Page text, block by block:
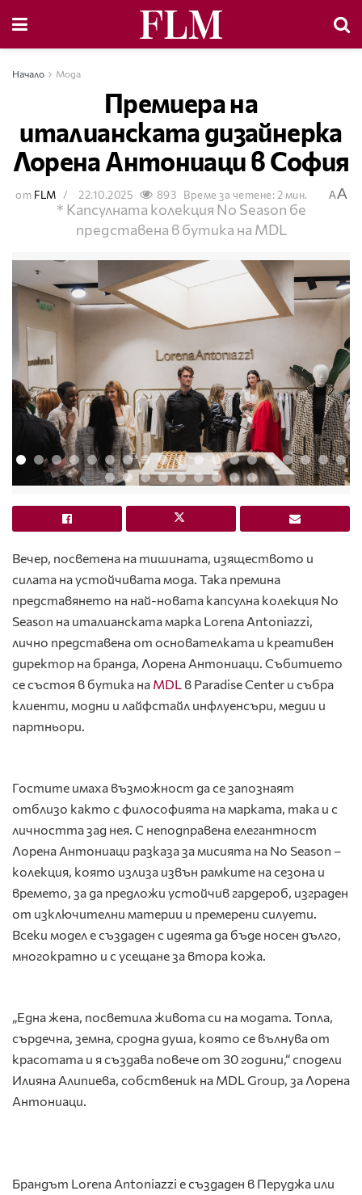
Начало Мода
Премиера на
италианската дизайнерка
Лорена Антониаци в София
от FLM 22.10.2025 893 Време за четене: 2 мин. AA
* Капсулната колекция No Season бе
представена в бутика на MDL
Вечер, посветена на тишината, изяществото и
силата на устойчивата мода. Така премина
представянето на най-новата капсулна колекция No
Season на италианската марка Lorena Antoniazzi,
лично представена от основателката и креативен
директор на бранда, Лорена Антониаци. Събитието
се състоя в бутика на MDL в Paradise Center и събра
клиенти, модни и лайфстайл инфлуенсъри, медии и
партньори.
Гостите имаха възможност да се запознаят
отблизо както с философията на марката, така и с
личността зад нея. С неподправена елегантност
Лорена Антониаци разказа за мисията на No Season –
колекция, която излиза извън рамките на сезона и
времето, за да предложи устойчив гардероб, изграден
от изключителни материи и премерени силуети.
Всеки модел е създаден с идеята да бъде носен дълго,
многократно и с усещане за втора кожа.
„Една жена, посветила живота си на модата. Топла,
сърдечна, земна, сродна душа, която се вълнува от
красотата и я създава повече от 30 години,“ сподели
Илияна Алипиева, собственик на MDL Group, за Лорена
Антониаци.
Брандът Lorena Antoniazzi е създаден в Перуджа или